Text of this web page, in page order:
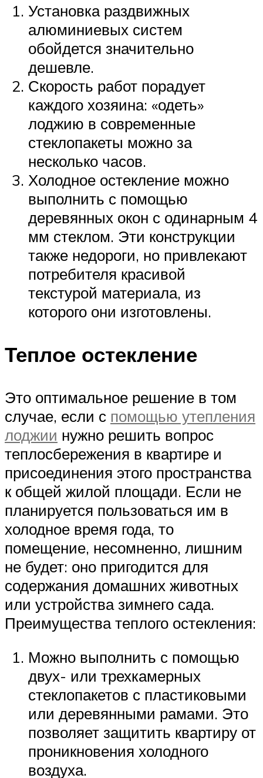
Установка раздвижных
алюминиевых систем
обойдется значительно
дешевле.
Скорость работ порадует
каждого хозяина: «одеть»
лоджию в современные
стеклопакеты можно за
несколько часов.
Холодное остекление можно
выполнить с помощью
деревянных окон с одинарным 4
мм стеклом. Эти конструкции
также недороги, но привлекают
потребителя красивой
текстурой материала, из
которого они изготовлены.
Теплое остекление
Это оптимальное решение в том
случае, если с помощью утепления
лоджии нужно решить вопрос
теплосбережения в квартире и
присоединения этого пространства
к общей жилой площади. Если не
планируется пользоваться им в
холодное время года, то
помещение, несомненно, лишним
не будет: оно пригодится для
содержания домашних животных
или устройства зимнего сада.
Преимущества теплого остекления:
Можно выполнить с помощью
двух- или трехкамерных
стеклопакетов с пластиковыми
или деревянными рамами. Это
позволяет защитить квартиру от
проникновения холодного
воздуха.